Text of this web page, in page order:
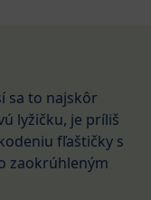
sa to najskôr
lyžičku, je príliš
fľaštičky s
zaokrúhleným